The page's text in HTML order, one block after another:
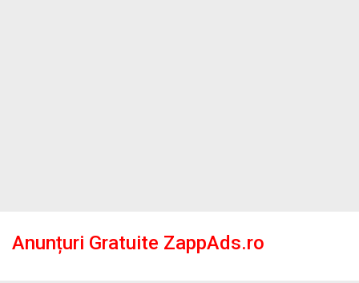
Anunțuri Gratuite ZappAds.ro